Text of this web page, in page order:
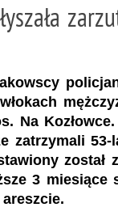
Na
zatrzymali 53-
został
3 miesiące